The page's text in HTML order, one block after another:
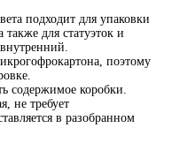
подходит для упаковки
для статуэток и
поэтому
содержимое коробки.
не требует
в разобранном